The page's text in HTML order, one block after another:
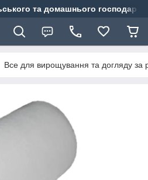
та домашнього
Все для вирощування та догляду за